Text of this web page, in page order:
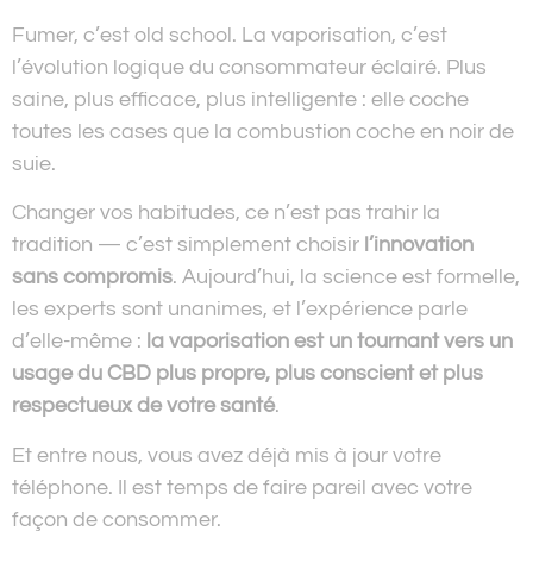
Fumer, c’est old school. La vaporisation, c’est
l’évolution logique du consommateur éclairé. Plus
saine, plus efficace, plus intelligente : elle coche
toutes les cases que la combustion coche en noir de
suie.
Changer vos habitudes, ce n’est pas trahir la
tradition — c’est simplement choisir l’innovation
sans compromis. Aujourd’hui, la science est formelle,
les experts sont unanimes, et l’expérience parle
d’elle-même : la vaporisation est un tournant vers un
usage du CBD plus propre, plus conscient et plus
respectueux de votre santé.
Et entre nous, vous avez déjà mis à jour votre
téléphone. Il est temps de faire pareil avec votre
façon de consommer.